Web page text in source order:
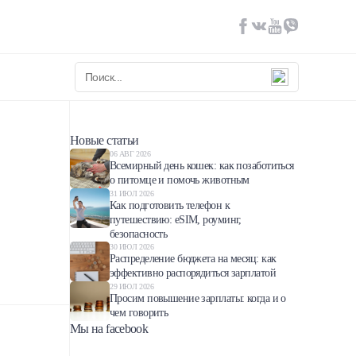
Новые статьи
06 АВГ 2026
Всемирный день кошек: как позаботиться
о питомце и помочь животным
31 ИЮЛ 2026
Как подготовить телефон к
путешествию: eSIM, роуминг,
безопасность
30 ИЮЛ 2026
Распределение бюджета на месяц: как
эффективно распорядиться зарплатой
29 ИЮЛ 2026
Просим повышение зарплаты: когда и о
чем говорить
Мы на facebook